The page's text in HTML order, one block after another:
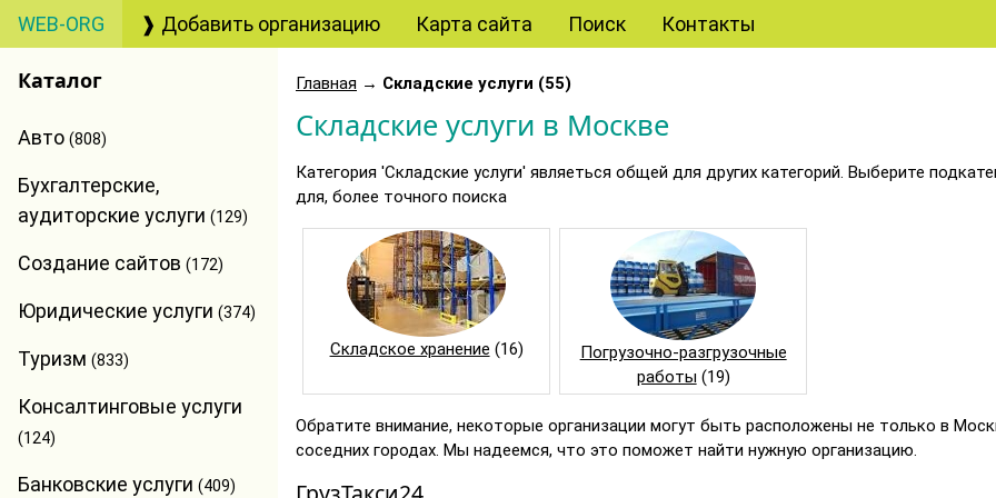
WEB-ORG ❱ Добавить организацию Карта сайта Поиск Контакты
Каталог
Авто (808)
Бухгалтерские,
аудиторские услуги (129)
Создание сайтов (172)
Юридические услуги (374)
Туризм (833)
Консалтинговые услуги
(124)
Банковские услуги (409)
Главная → Складские услуги (55)
Складские услуги в Москве
Категория 'Складские услуги' являеться общей для других категорий. Выберите
для, более точного поиска
Складское хранение (16)
Погрузочно-разгрузочные
работы (19)
Обратите внимание, некоторые организации могут быть расположены не только в
соседних городах. Мы надеемся, что это поможет найти нужную организацию.